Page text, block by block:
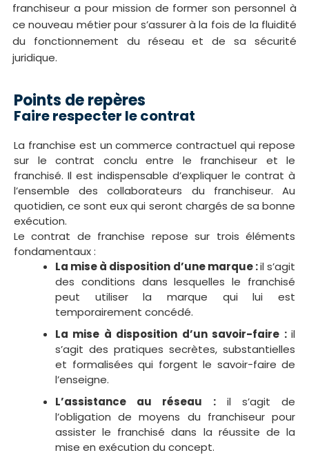
franchiseur a pour mission de former son personnel à
ce nouveau métier pour s’assurer à la fois de la fluidité
du fonctionnement du réseau et de sa sécurité
juridique.
Points de repères
Faire respecter le contrat
La franchise est un commerce contractuel qui repose
sur le contrat conclu entre le franchiseur et le
franchisé. Il est indispensable d’expliquer le contrat à
l’ensemble des collaborateurs du franchiseur. Au
quotidien, ce sont eux qui seront chargés de sa bonne
exécution.
Le contrat de franchise repose sur trois éléments
fondamentaux :
La mise à disposition d’une marque :il s’agit
des conditions dans lesquelles le franchisé
peut utiliser la marque qui lui est
temporairement concédé.
La mise à disposition d’un savoir-faire : il
s’agit des pratiques secrètes, substantielles
et formalisées qui forgent le savoir-faire de
l’enseigne.
L’assistance au réseau :il s’agit de
l’obligation de moyens du franchiseur pour
assister le franchisé dans la réussite de la
mise en exécution du concept.